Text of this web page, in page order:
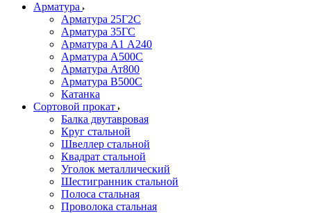
Арматура
Арматура 25Г2С
Арматура 35ГС
Арматура А1 А240
Арматура А500С
Арматура Ат800
Арматура В500С
Катанка
Сортовой прокат
Балка двутавровая
Круг стальной
Швеллер стальной
Квадрат стальной
Уголок металлический
Шестигранник стальной
Полоса стальная
Проволока стальная